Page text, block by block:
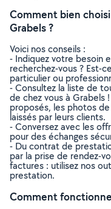
Comment bien
Grabels ?
Voici nos conseils :
- Indiquez votre besoin
recherchez-vous ? Est-
particulier ou
- Consultez la liste de
de chez vous à Grabels
proposés, les photos
laissés par leurs clients.
- Conversez avec les
pour des échanges
- Du contrat de
par la prise de rendez-
factures : utilisez nos
prestation.
Comment